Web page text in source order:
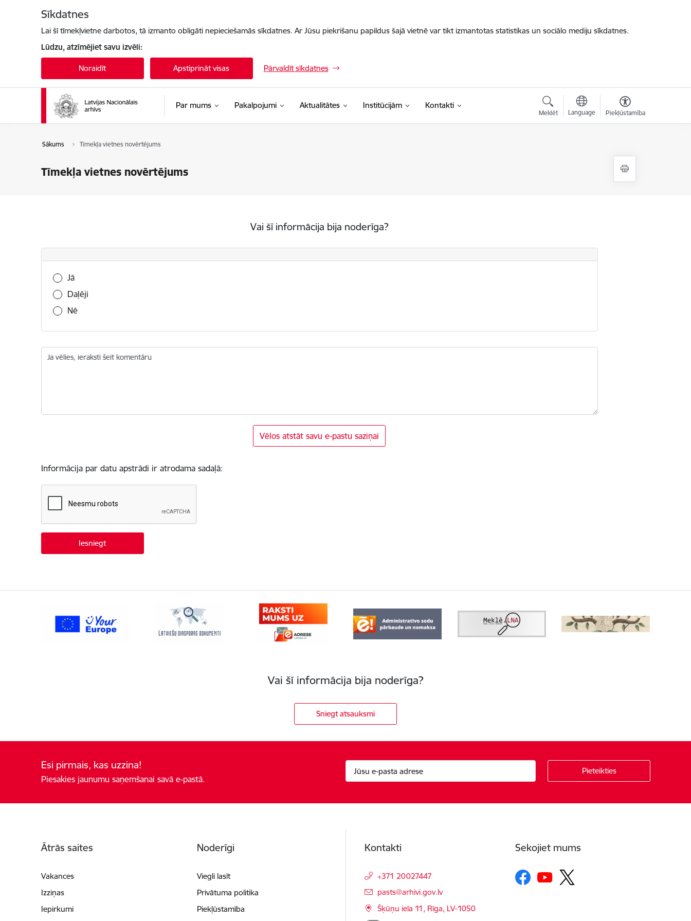
Sīkdatnes
Lai šī tīmekļvietne darbotos, tā izmanto obligāti nepieciešamās sīkdatnes. Ar Jūsu piekrišanu papildus šajā vietnē var tikt izmantotas statistikas un sociālo mediju sīkdatnes.
Lūdzu, atzīmējiet savu izvēli:
Noraidīt Apstiprināt visas Pārvaldīt sīkdatnes
Par mums Pakalpojumi Aktualitātes Institūcijām Kontakti
Meklēt Language Piekļūstamība
Sākums Tīmekļa vietnes novērtējums
Tīmekļa vietnes novērtējums
Vai šī informācija bija noderīga?
Vai šī informācija bija noderīga?
Jā
Daļēji
Nē
Ja vēlies, ieraksti šeit komentāru
Vēlos atstāt savu e-pastu saziņai
Informācija par datu apstrādi ir atrodama sadaļā:
Vai šī informācija bija noderīga?
Sniegt atsauksmi
Esi pirmais, kas uzzina!
Piesakies jaunumu saņemšanai savā e-pastā.
Ātrās saites
Vakances
Izziņas
Iepirkumi
Noderīgi
Viegli lasīt
Privātuma politika
Piekļūstamība
Kontakti
+371 20027447
E-pasts:
pasts@arhivi.gov.lv
Šķūņu iela 11, Rīga, LV-1050
Sekojiet mums